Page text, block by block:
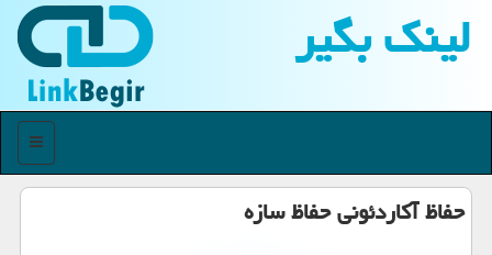
لینك بگیر
منو
حفاظ آكاردئونی حفاظ سازه